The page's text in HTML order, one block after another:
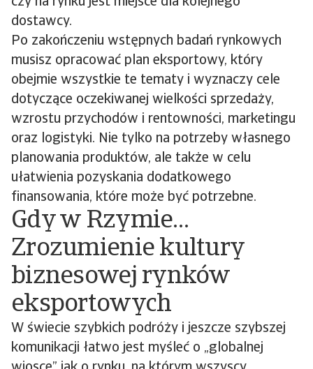
dostawcy.
Po zakończeniu wstępnych badań rynkowych
musisz opracować plan eksportowy, który
obejmie wszystkie te tematy i wyznaczy cele
dotyczące oczekiwanej wielkości sprzedaży,
wzrostu przychodów i rentowności, marketingu
oraz logistyki. Nie tylko na potrzeby własnego
planowania produktów, ale także w celu
ułatwienia pozyskania dodatkowego
finansowania, które może być potrzebne.
Gdy w Rzymie…
Zrozumienie kultury
biznesowej rynków
eksportowych
W świecie szybkich podróży i jeszcze szybszej
komunikacji łatwo jest myśleć o „globalnej